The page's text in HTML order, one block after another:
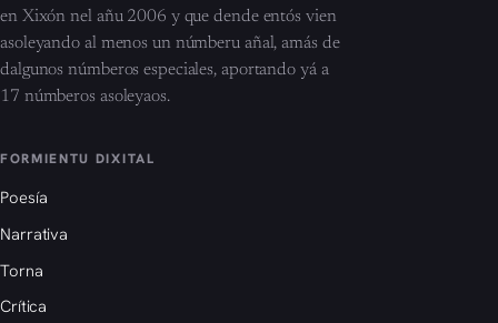
en Xixón nel añu 2006 y que dende entós vien
asoleyando al menos un númberu añal, amás de
dalgunos númberos especiales, aportando yá a
17 númberos asoleyaos.
FORMIENTU DIXITAL
Poesía
Narrativa
Torna
Crítica